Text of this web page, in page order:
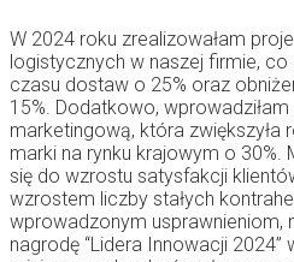
W 2024 roku zrealizowałam
logistycznych w naszej firmie,
czasu dostaw o 25% oraz
15%. Dodatkowo,
marketingową, która zwiększyła
marki na rynku krajowym o 30%.
się do wzrostu satysfakcji
wzrostem liczby stałych
wprowadzonym usprawnieniom,
nagrodę “Lidera Innowacji